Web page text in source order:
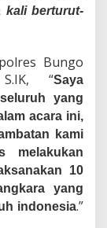
kali berturut-
Bungo
“Saya
yang
acara ini,
kami
melakukan
10
yang
indonesia.”